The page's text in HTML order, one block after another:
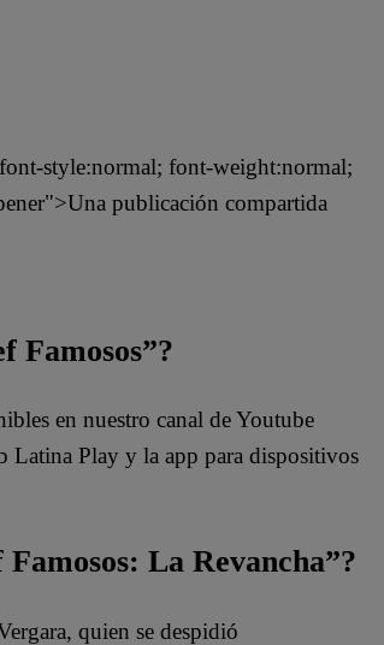
style:normal; font-weight:normal;
publicación compartida
Famosos”?
en nuestro canal de Youtube
Latina Play y la app para dispositivos
La Revancha”?
quien se despidió